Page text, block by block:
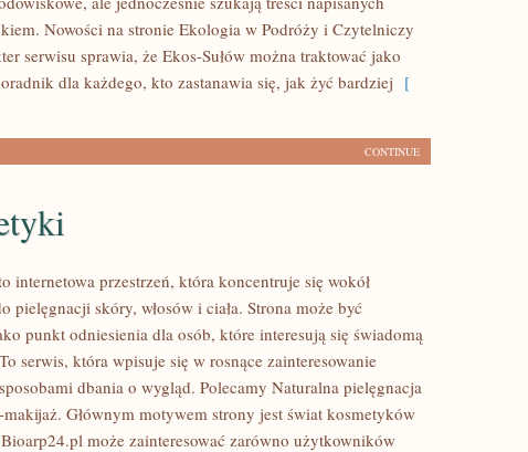
Nowości na stronie Ekologia w Podróży i Czytelniczy
serwisu sprawia, że Ekos-Sułów można traktować jako
dla każdego, kto zastanawia się, jak żyć bardziej [
CONTINUE
internetowa przestrzeń, która koncentruje się wokół
pielęgnacji skóry, włosów i ciała. Strona może być
punkt odniesienia dla osób, które interesują się świadomą
serwis, która wpisuje się w rosnące zainteresowanie
dbania o wygląd. Polecamy Naturalna pielęgnacja
Głównym motywem strony jest świat kosmetyków
może zainteresować zarówno użytkowników